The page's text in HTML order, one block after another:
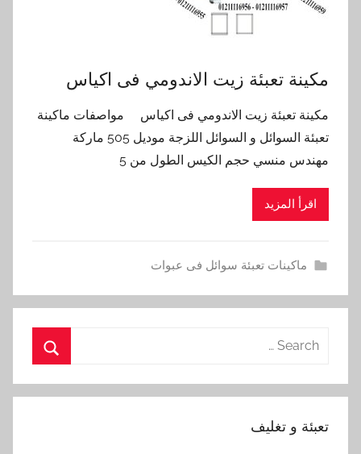
مكينة تعبئة زيت الاندومي فى اكياس
مكينة تعبئة زيت الاندومي فى اكياس مواصفات ماكينة
تعبئة السوائل و السوائل اللزجة موديل 505 ماركة
مهندس منسي حجم الكيس الطول من 5
اقرأ المزيد
ماكينات تعبئة سوائل فى عبوات
Search
تعبئة و تغليف